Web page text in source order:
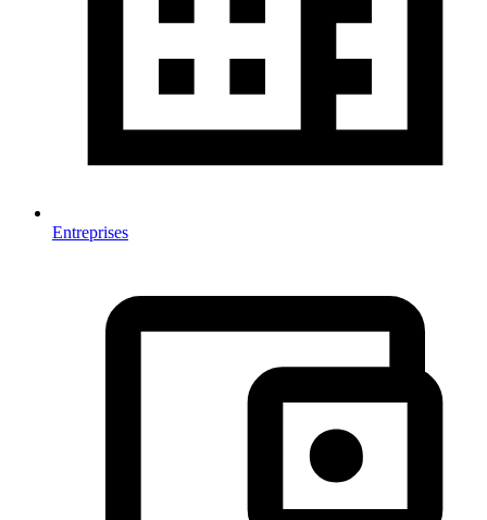
Entreprises